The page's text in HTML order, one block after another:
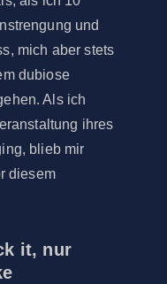
und
mich aber stets
dubiose
Als ich
ihres
blieb mir
diesem
it, nur